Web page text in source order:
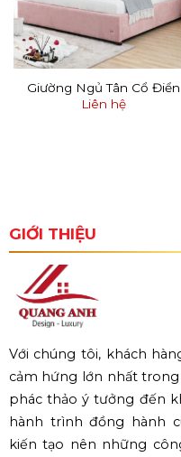
Giường Ngủ Tân Cổ Điển
Liên hệ
GIỚI THIỆU
Với chúng tôi, khách
cảm hứng lớn nhất
phác thảo ý tưởng đến
hành trình đồng hành
kiến tạo nên những